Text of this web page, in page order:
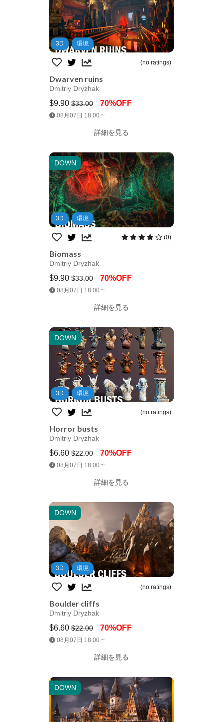
3D 環境
(no ratings)
Dwarven ruins
Dmitriy Dryzhak
$9.90 $33.00 70%OFF
08月07日 18:00 ~
詳細を見る
DOWN
Jump AssetStore
3D 環境
(0)
Biomass
Dmitriy Dryzhak
$9.90 $33.00 70%OFF
08月07日 18:00 ~
詳細を見る
DOWN
Jump AssetStore
3D 環境
(no ratings)
Horror busts
Dmitriy Dryzhak
$6.60 $22.00 70%OFF
08月07日 18:00 ~
詳細を見る
DOWN
Jump AssetStore
3D 環境
(no ratings)
Boulder cliffs
Dmitriy Dryzhak
$6.60 $22.00 70%OFF
08月07日 18:00 ~
詳細を見る
DOWN
Jump AssetStore